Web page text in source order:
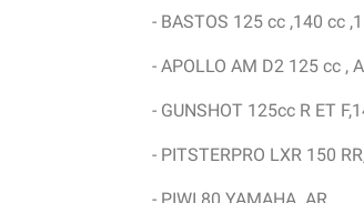
- BASTOS 125 cc ,140 cc
- APOLLO AM D2 125 cc ,
- GUNSHOT 125cc R ET
- PITSTERPRO LXR 150